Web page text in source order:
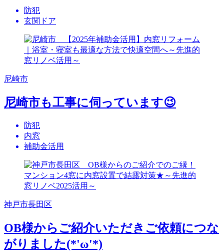
防犯
玄関ドア
尼崎市
尼崎市も工事に伺っています😉
防犯
内窓
補助金活用
神戸市長田区
OB様からご紹介いただきご依頼につな
がりました(*'ω'*)